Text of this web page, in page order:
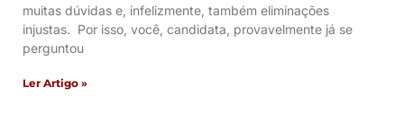
muitas dúvidas e, infelizmente, também eliminações
injustas. Por isso, você, candidata, provavelmente já se
perguntou
Ler Artigo »